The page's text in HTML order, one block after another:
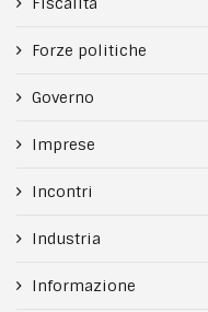
Forze politiche
Governo
Imprese
Incontri
Industria
Informazione